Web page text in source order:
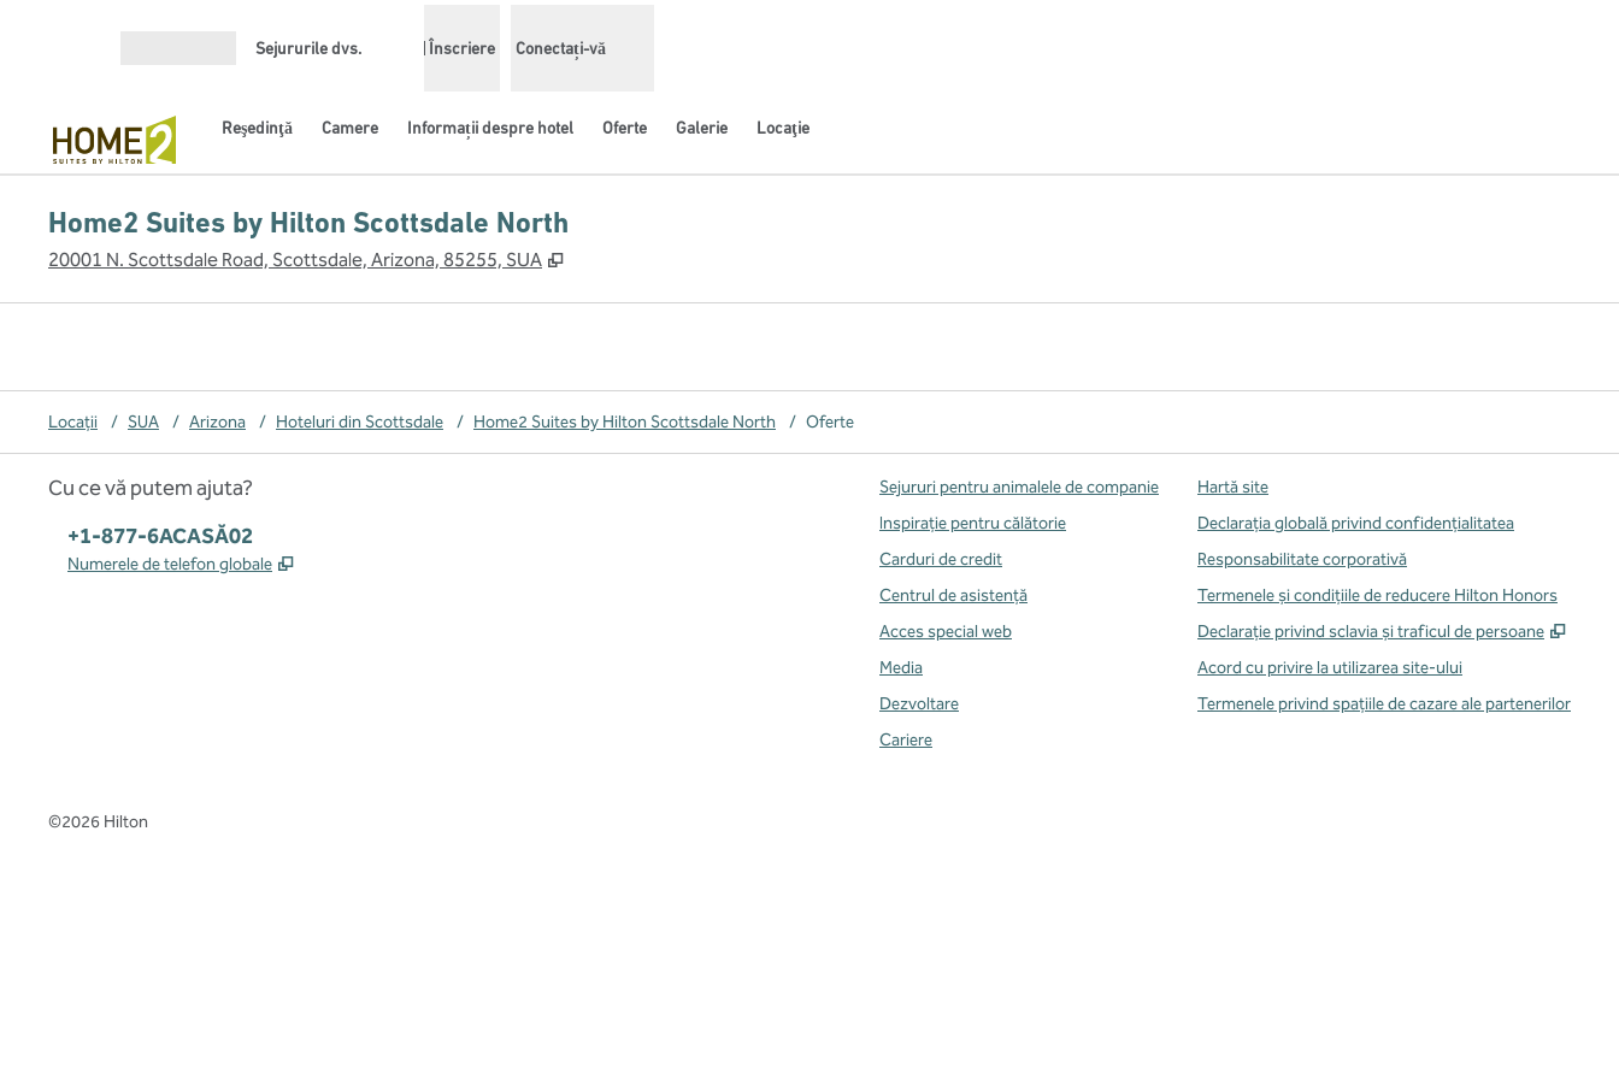
Sejururile dvs. Înscriere Conectați-vă
Reşedinţă Camere Informații despre hotel Oferte Galerie Locaţie
Home2 Suites by Hilton Scottsdale North
20001 N. Scottsdale Road, Scottsdale, Arizona, 85255, SUA ,
Locații / SUA / Arizona / Hoteluri din Scottsdale / Home2 Suites by Hilton Scottsdale North / Oferte
Cu ce vă putem ajuta?
Telefon:
+1-877-6ACASĂ02
Numerele de telefon globale ,
Sejururi pentru animalele de companie
Inspirație pentru călătorie
Carduri de credit
Centrul de asistență
Acces special web
Media
Dezvoltare
Cariere
Hartă site
Declarația globală privind confidenţialitatea
Responsabilitate corporativă
Termenele și condițiile de reducere Hilton Honors
Declarație privind sclavia și traficul de persoane
,
Acord cu privire la utilizarea site-ului
Termenele privind spațiile de cazare ale partenerilor
©2026 Hilton